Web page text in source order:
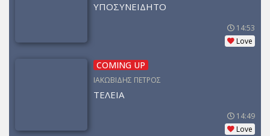
ΥΠΟΣΥΝΕΙΔΗΤΟ
14:53
Love
COMING UP
ΙΑΚΩΒΙΔΗΣ ΠΕΤΡΟΣ
ΤΕΛΕΙΑ
14:49
Love